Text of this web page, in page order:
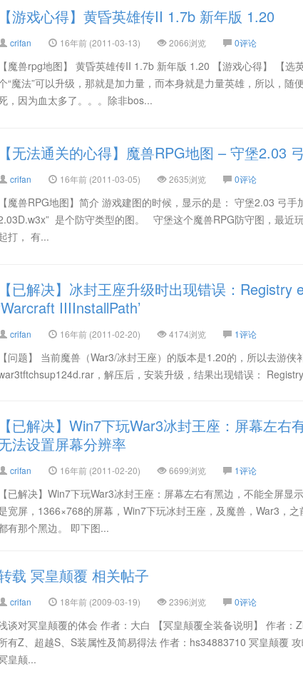
【游戏心得】黄昏英雄传II 1.7b 新年版 1.20
crifan 16年前 (2011-03-13) 2066浏览 0评论
【魔兽rpg地图】 黄昏英雄传II 1.7b 新年版 1.20 【游戏心得】 【选
“魔法”可以升级，那就是加力量，而本身就是力量英雄，所以，随
，因为血太多了。。。除非bos...
【无法通关的心得】魔兽RPG地图 – 守堡2.03
crifan 16年前 (2011-03-05) 2635浏览 0评论
【魔兽RPG地图】简介 游戏建图的时候，显示的是： 守堡2.03 弓手
是个防守类型的图。 守堡这个魔兽RPG防守图，最近
打， 有...
【已解决】冰封王座升级时出现错误：Registry
IIIInstallPath’
crifan 16年前 (2011-02-20) 4174浏览 1评论
【问题】 当前魔兽（War3/冰封王座）的版本是1.20的，所以去游侠
，解压后，安装升级，结果出现错误：
【已解决】Win7下玩War3冰封王座：屏幕左右
法设置屏幕分辨率
crifan 16年前 (2011-02-20) 6699浏览 1评论
【已解决】Win7下玩War3冰封王座：屏幕左右有黑边，不能全屏显
宽屏，1366×768的屏幕，Win7下玩冰封王座，及魔兽，War3，
有那个黑边。 即下图...
载 冥皇颠覆 相关帖子
crifan 18年前 (2009-03-19) 2396浏览 0评论
谈对冥皇颠覆的体会 作者：大白 【冥皇颠覆全装备说明】 作者：
有Z、超越S、S装属性及简易得法 作者：hs34883710 冥皇颠覆
皇颠...